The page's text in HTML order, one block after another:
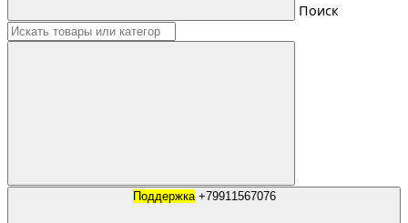
Поиск
Поддержка +79911567076